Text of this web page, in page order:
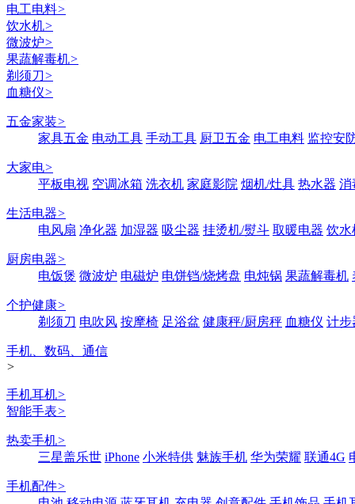
电工电料>
饮水机>
微波炉>
果蔬解毒机>
剃须刀>
血糖仪>
五金家装>
家具五金 电动工具 手动工具 厨卫五金 电工电料 监控安
大家电>
平板电视 空调冰箱 洗衣机 家庭影院 烟机/灶具 热水器 消
生活电器>
电风扇 净化器 加湿器 吸尘器 挂烫机/熨斗 取暖电器 饮水
厨房电器>
电饭煲 微波炉 电磁炉 电饼铛/烧烤盘 电炖锅 果蔬解毒机
个护健康>
剃须刀 电吹风 按摩椅 足浴盆 健康秤/厨房秤 血糖仪 计步
手机、数码、通信
>
手机耳机>
智能手表>
热卖手机>
三星盖乐世 iPhone 小米特供 魅族手机 华为荣耀 联通4G
手机配件>